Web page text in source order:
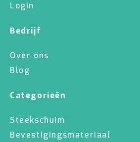
Login
Bedrijf
Over ons
Blog
Categorieën
Steekschuim
Bevestigingsmateriaal